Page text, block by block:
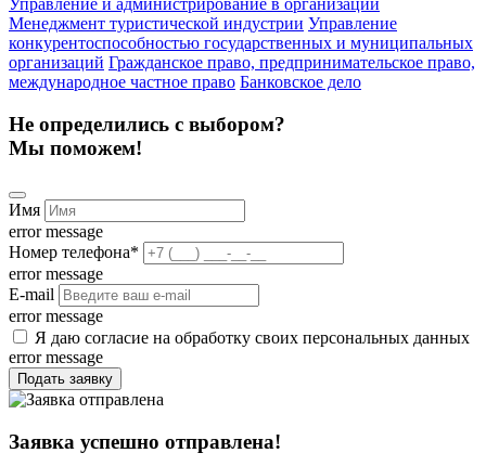
Менеджмент туристической индустрии Управление
конкурентоспособностью государственных и муниципальных
организаций Гражданское право, предпринимательское право,
международное частное право Банковское дело
Не определились с выбором?
Мы поможем!
Имя
error message
Номер телефона*
error message
E-mail
error message
Я даю согласие на обработку своих персональных данных
error message
Подать заявку
Заявка успешно отправлена!